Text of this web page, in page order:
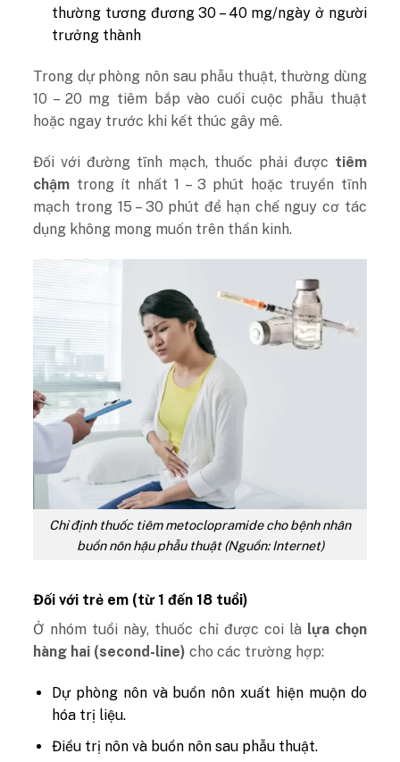
thường tương đương 30 – 40 mg/ngày ở người
trưởng thành
Trong dự phòng nôn sau phẫu thuật, thường dùng
10 – 20 mg tiêm bắp vào cuối cuộc phẫu thuật
hoặc ngay trước khi kết thúc gây mê.
Đối với đường tĩnh mạch, thuốc phải được tiêm
chậm trong ít nhất 1 – 3 phút hoặc truyền tĩnh
mạch trong 15 – 30 phút để hạn chế nguy cơ tác
dụng không mong muốn trên thần kinh.
Chỉ định thuốc tiêm metoclopramide cho bệnh nhân
buồn nôn hậu phẫu thuật (Nguồn: Internet)
Đối với trẻ em (từ 1 đến 18 tuổi)
Ở nhóm tuổi này, thuốc chỉ được coi là lựa chọn
hàng hai (second-line) cho các trường hợp:
Dự phòng nôn và buồn nôn xuất hiện muộn do
hóa trị liệu.
Điều trị nôn và buồn nôn sau phẫu thuật.